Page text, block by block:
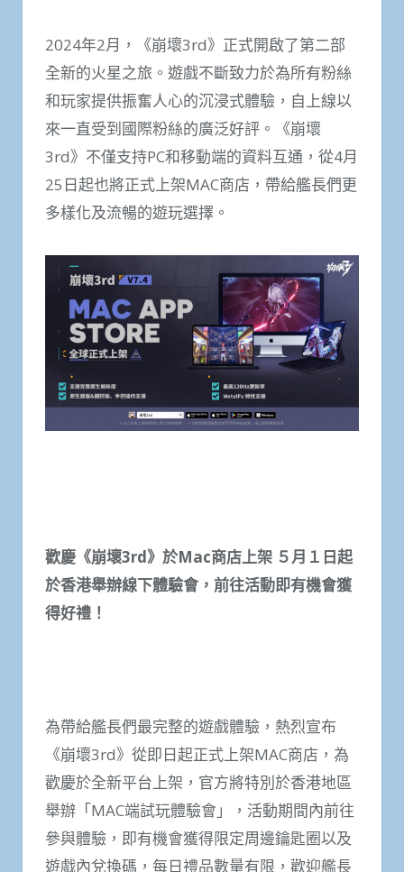
2024年2月，《崩壞3rd》正式開啟了第二部
全新的火星之旅。遊戲不斷致力於為所有粉絲
和玩家提供振奮人心的沉浸式體驗，自上線以
來一直受到國際粉絲的廣泛好評。《崩壞
3rd》不僅支持PC和移動端的資料互通，從4月
25日起也將正式上架MAC商店，帶給艦長們更
多樣化及流暢的遊玩選擇。
歡慶《崩壞3rd》於Mac商店上架 ５月１日起
於香港舉辦線下體驗會，前往活動即有機會獲
得好禮！
為帶給艦長們最完整的遊戲體驗，熱烈宣布
《崩壞3rd》從即日起正式上架MAC商店，為
歡慶於全新平台上架，官方將特別於香港地區
舉辦「MAC端試玩體驗會」，活動期間內前往
參與體驗，即有機會獲得限定周邊鑰匙圈以及
遊戲內兌換碼，每日禮品數量有限，歡迎艦長